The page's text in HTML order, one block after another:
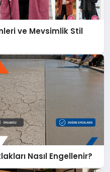
ve Mevsimlik Stil
Nasıl Engellenir?